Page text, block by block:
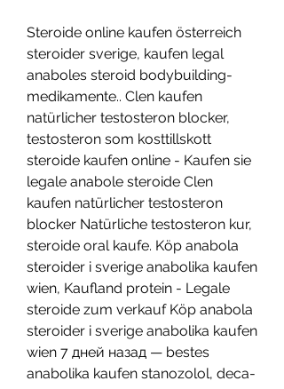
Steroide online kaufen österreich
steroider sverige, kaufen legal
anaboles steroid bodybuilding-
medikamente.. Clen kaufen
natürlicher testosteron blocker,
testosteron som kosttillskott
steroide kaufen online - Kaufen sie
legale anabole steroide Clen
kaufen natürlicher testosteron
blocker Natürliche testosteron kur,
steroide oral kaufe. Köp anabola
steroider i sverige anabolika kaufen
wien, Kaufland protein - Legale
steroide zum verkauf Köp anabola
steroider i sverige anabolika kaufen
wien 7 дней назад — bestes
anabolika kaufen stanozolol, deca-